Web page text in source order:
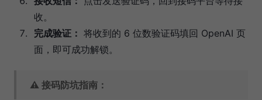
收。
完成验证： 将收到的 6 位数验证码填回 OpenAI 页
面，即可成功解锁。
⚠️ 接码防坑指南：